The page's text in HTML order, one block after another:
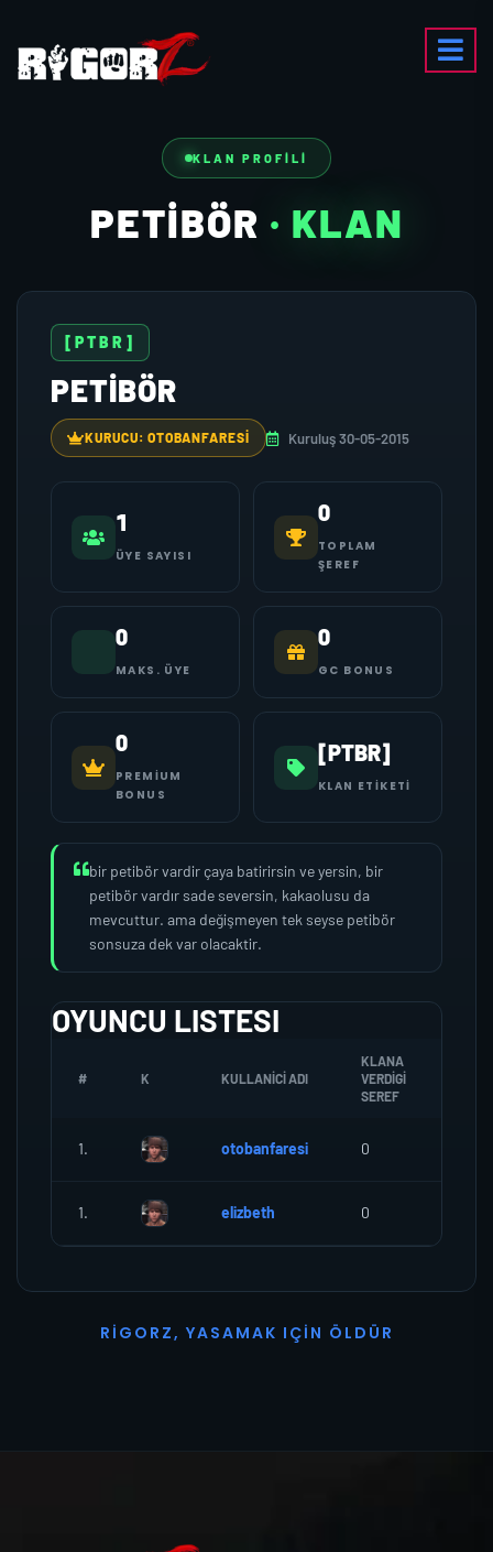
KLAN PROFILI
PETIBÖR · KLAN
[PTBR]
PETIBÖR
KURUCU: OTOBANFARESI Kuruluş 30-05-2015
1
ÜYE SAYISI
0
TOPLAM
ŞEREF
0
MAKS. ÜYE
0
GC BONUS
0
PREMIUM
BONUS
[PTBR]
KLAN ETIKETI
bir petibör vardir çaya batirirsin ve yersin, bir
petibör vardır sade seversin, kakaolusu da
mevcuttur. ama değişmeyen tek seyse petibör
sonsuza dek var olacaktir.
OYUNCU LISTESI
# K KULLANICI ADI
KLANA
VERDIGI
SEREF
1. otobanfaresi 0
1. elizbeth 0
R I G O R Z, YASAMAK I ÇI N Ö L D Ü R